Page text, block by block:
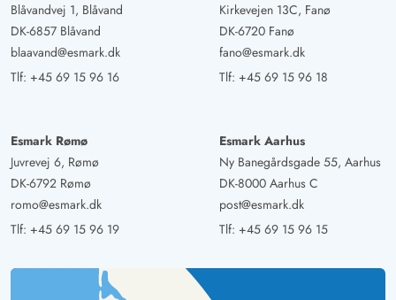
Blåvandvej 1, Blåvand
DK-6857 Blåvand
blaavand@esmark.dk
Tlf: +45 69 15 96 16
Kirkevejen 13C, Fanø
DK-6720 Fanø
fano@esmark.dk
Tlf: +45 69 15 96 18
Esmark Rømø
Juvrevej 6, Rømø
DK-6792 Rømø
romo@esmark.dk
Tlf: +45 69 15 96 19
Esmark Aarhus
Ny Banegårdsgade 55, Aarhus
DK-8000 Aarhus C
post@esmark.dk
Tlf: +45 69 15 96 15